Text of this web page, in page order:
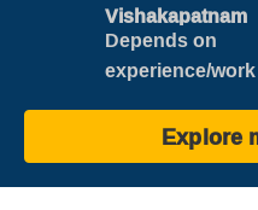
Vishakapatnam
Depends on
experience/work
Explore